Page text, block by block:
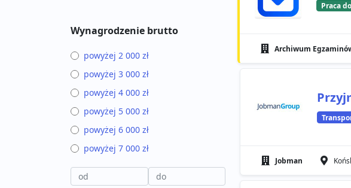
Wynagrodzenie brutto
powyżej 2 000 zł
powyżej 3 000 zł
powyżej 4 000 zł
powyżej 5 000 zł
powyżej 6 000 zł
powyżej 7 000 zł
Praca
Archiwum
Jobman